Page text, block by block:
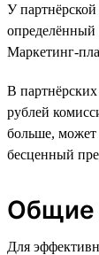
У
определённый
Маркетинг-
В
рублей
больше, может
бесценный
Общие
Для